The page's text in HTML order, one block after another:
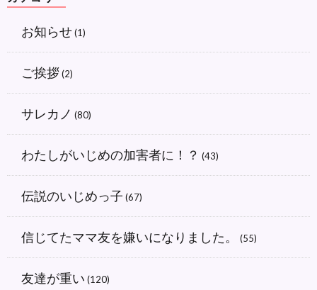
お知らせ(1)
ご挨拶(2)
サレカノ (80)
わたしがいじめの加害者に！？ (43)
伝説のいじめっ子 (67)
信じてたママ友を嫌いになりました。 (55)
友達が重い (120)